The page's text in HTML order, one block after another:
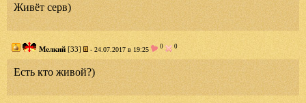
Живёт серв)
Мелкий [33] - 24.07.2017 в 19:25 0 0
Есть кто живой?)